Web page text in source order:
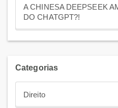
A CHINESA DEEPSEEK
DO CHATGPT?!
Categorias
Direito